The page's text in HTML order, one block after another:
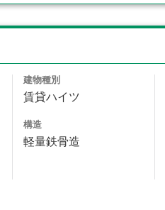
建物種別
賃貸ハイツ
構造
軽量鉄骨造